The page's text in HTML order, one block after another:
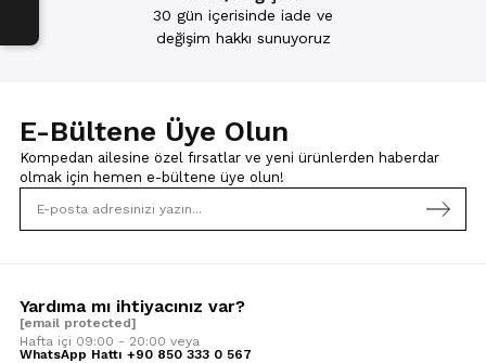
30 gün içerisinde iade ve
değişim hakkı sunuyoruz
E-Bültene Üye Olun
Kompedan ailesine özel fırsatlar ve yeni ürünlerden haberdar
olmak için hemen e-bültene üye olun!
Yardıma mı ihtiyacınız var?
[email protected]
Hafta içi 09:00 - 20:00 veya
WhatsApp Hattı +90 850 333 0 567